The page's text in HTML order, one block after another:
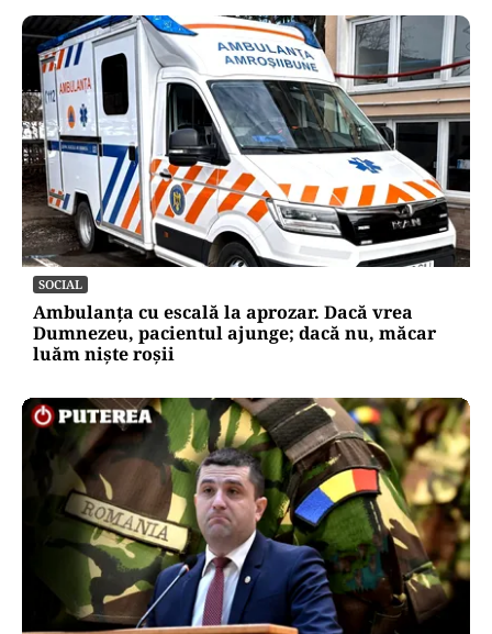
SOCIAL
Ambulanța cu escală la aprozar. Dacă vrea
Dumnezeu, pacientul ajunge; dacă nu, măcar
luăm niște roșii